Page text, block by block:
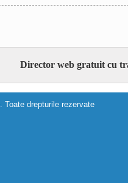
Director web gratuit cu
Toate drepturile rezervate